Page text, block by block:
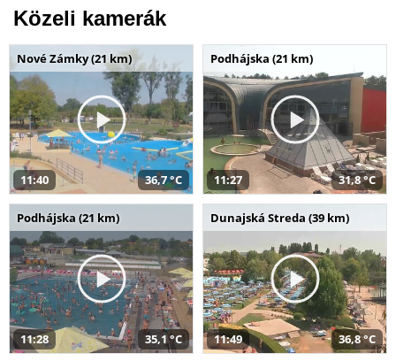
Közeli kamerák
Nové Zámky (21 km)
11:40 36,7 °C
Podhájska (21 km)
11:27 31,8 °C
Podhájska (21 km)
11:28 35,1 °C
Dunajská Streda (39 km)
11:49 36,8 °C